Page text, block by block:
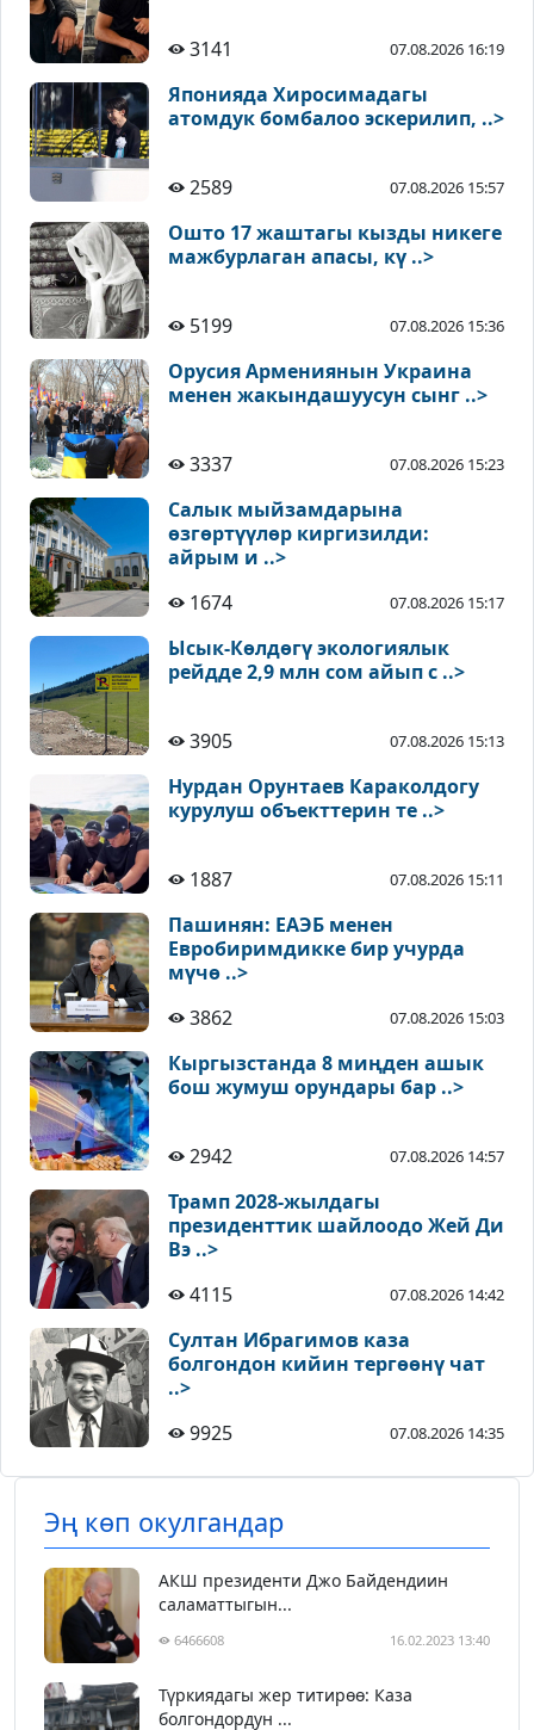
3141 07.08.2026 16:19
Японияда Хиросимадагы
атомдук бомбалоо эскерилип, ..>
2589 07.08.2026 15:57
Ошто 17 жаштагы кызды никеге
мажбурлаган апасы, кү ..>
5199 07.08.2026 15:36
Орусия Армениянын Украина
менен жакындашуусун сынг ..>
3337 07.08.2026 15:23
Салык мыйзамдарына
өзгөртүүлөр киргизилди:
айрым и ..>
1674
07.08.2026 15:17
Ысык-Көлдөгү экологиялык
рейдде 2,9 млн сом айып с ..>
3905 07.08.2026 15:13
Нурдан Орунтаев Караколдогу
курулуш объекттерин те ..>
1887 07.08.2026 15:11
Пашинян: ЕАЭБ менен
Евробиримдикке бир учурда
мүчө ..>
3862
07.08.2026 15:03
Кыргызстанда 8 миңден ашык
бош жумуш орундары бар ..>
2942 07.08.2026 14:57
Трамп 2028-жылдагы
президенттик шайлоодо Жей Ди
Вэ ..>
4115
07.08.2026 14:42
Султан Ибрагимов каза
болгондон кийин тергөөнү чат
..>
9925
07.08.2026 14:35
Эң көп окулгандар
АКШ президенти Джо Байдендиин
саламаттыгын...
6466608 16.02.2023 13:40
Түркиядагы жер титирөө: Каза
болгондордун ...